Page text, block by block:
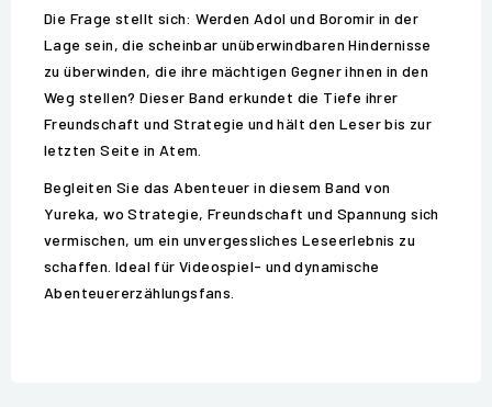
Die Frage stellt sich: Werden Adol und Boromir in der
Lage sein, die scheinbar unüberwindbaren Hindernisse
zu überwinden, die ihre mächtigen Gegner ihnen in den
Weg stellen? Dieser Band erkundet die Tiefe ihrer
Freundschaft und Strategie und hält den Leser bis zur
letzten Seite in Atem.
Begleiten Sie das Abenteuer in diesem Band von
Yureka, wo Strategie, Freundschaft und Spannung sich
vermischen, um ein unvergessliches Leseerlebnis zu
schaffen. Ideal für Videospiel- und dynamische
Abenteuererzählungsfans.